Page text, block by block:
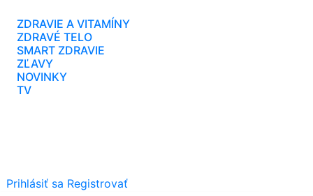
ZDRAVIE A VITAMÍNY
ZDRAVÉ TELO
SMART ZDRAVIE
ZĽAVY
NOVINKY
TV
Prihlásiť sa Registrovať